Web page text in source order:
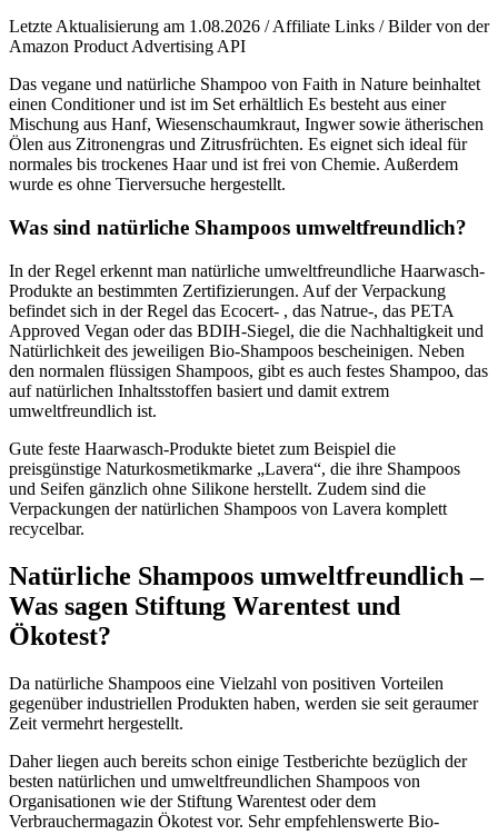
Letzte Aktualisierung am 1.08.2026 / Affiliate Links / Bilder von der
Amazon Product Advertising API
Das vegane und natürliche Shampoo von Faith in Nature beinhaltet
einen Conditioner und ist im Set erhältlich Es besteht aus einer
Mischung aus Hanf, Wiesenschaumkraut, Ingwer sowie ätherischen
Ölen aus Zitronengras und Zitrusfrüchten. Es eignet sich ideal für
normales bis trockenes Haar und ist frei von Chemie. Außerdem
wurde es ohne Tierversuche hergestellt.
Was sind natürliche Shampoos umweltfreundlich?
In der Regel erkennt man natürliche umweltfreundliche Haarwasch-
Produkte an bestimmten Zertifizierungen. Auf der Verpackung
befindet sich in der Regel das Ecocert- , das Natrue-, das PETA
Approved Vegan oder das BDIH-Siegel, die die Nachhaltigkeit und
Natürlichkeit des jeweiligen Bio-Shampoos bescheinigen. Neben
den normalen flüssigen Shampoos, gibt es auch festes Shampoo, das
auf natürlichen Inhaltsstoffen basiert und damit extrem
umweltfreundlich ist.
Gute feste Haarwasch-Produkte bietet zum Beispiel die
preisgünstige Naturkosmetikmarke „Lavera“, die ihre Shampoos
und Seifen gänzlich ohne Silikone herstellt. Zudem sind die
Verpackungen der natürlichen Shampoos von Lavera komplett
recycelbar.
Natürliche Shampoos umweltfreundlich –
Was sagen Stiftung Warentest und
Ökotest?
Da natürliche Shampoos eine Vielzahl von positiven Vorteilen
gegenüber industriellen Produkten haben, werden sie seit geraumer
Zeit vermehrt hergestellt.
Daher liegen auch bereits schon einige Testberichte bezüglich der
besten natürlichen und umweltfreundlichen Shampoos von
Organisationen wie der Stiftung Warentest oder dem
Verbrauchermagazin Ökotest vor. Sehr empfehlenswerte Bio-